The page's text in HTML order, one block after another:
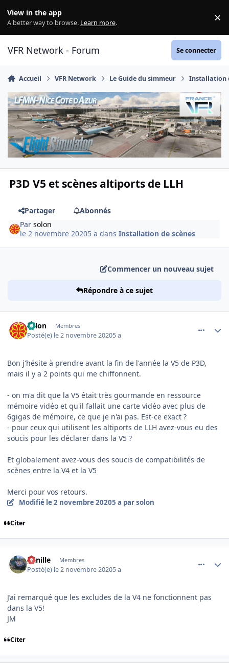
View in the app
A better way to browse. Learn more. ×
VFR Network - Forum Se connecter
Accueil VFR Network Le Guide du simmeur Installation
P3D V5 et scènes altiports de LLH
Partager
Abonnés
Parsolon
le 2 novembre 20205 a dansInstallation de scènes
Commencer un nouveau sujet
Répondre à ce sujet
solon Membres
Posté(e) le 2 novembre 20205 a
Bon j'hésite à prendre avant la fin de l'année la V5 de P3D,
mais il y a 2 points qui me chiffonnent.
- on m'a dit que la V5 était très gourmande en ressource
mémoire vidéo et qu'il fallait une carte vidéo avec plus de
6gigas de mémoire, ce que je n'ai pas. Est-ce exact ?
- pour ceux qui utilisent les altiports de LLH avez-vous eu des
soucis pour les déclarer dans la V5 ?
Et globalement avez-vous des soucis de compatibilités de
scènes entre la V4 et la V5
Merci pour vos retours.
Modifié le 2 novembre 20205 a par solon
Citer
ganille Membres
Posté(e) le 2 novembre 20205 a
J’ai remarqué que les excludes de la V4 ne fonctionnent pas
dans la V5!
JM
Citer